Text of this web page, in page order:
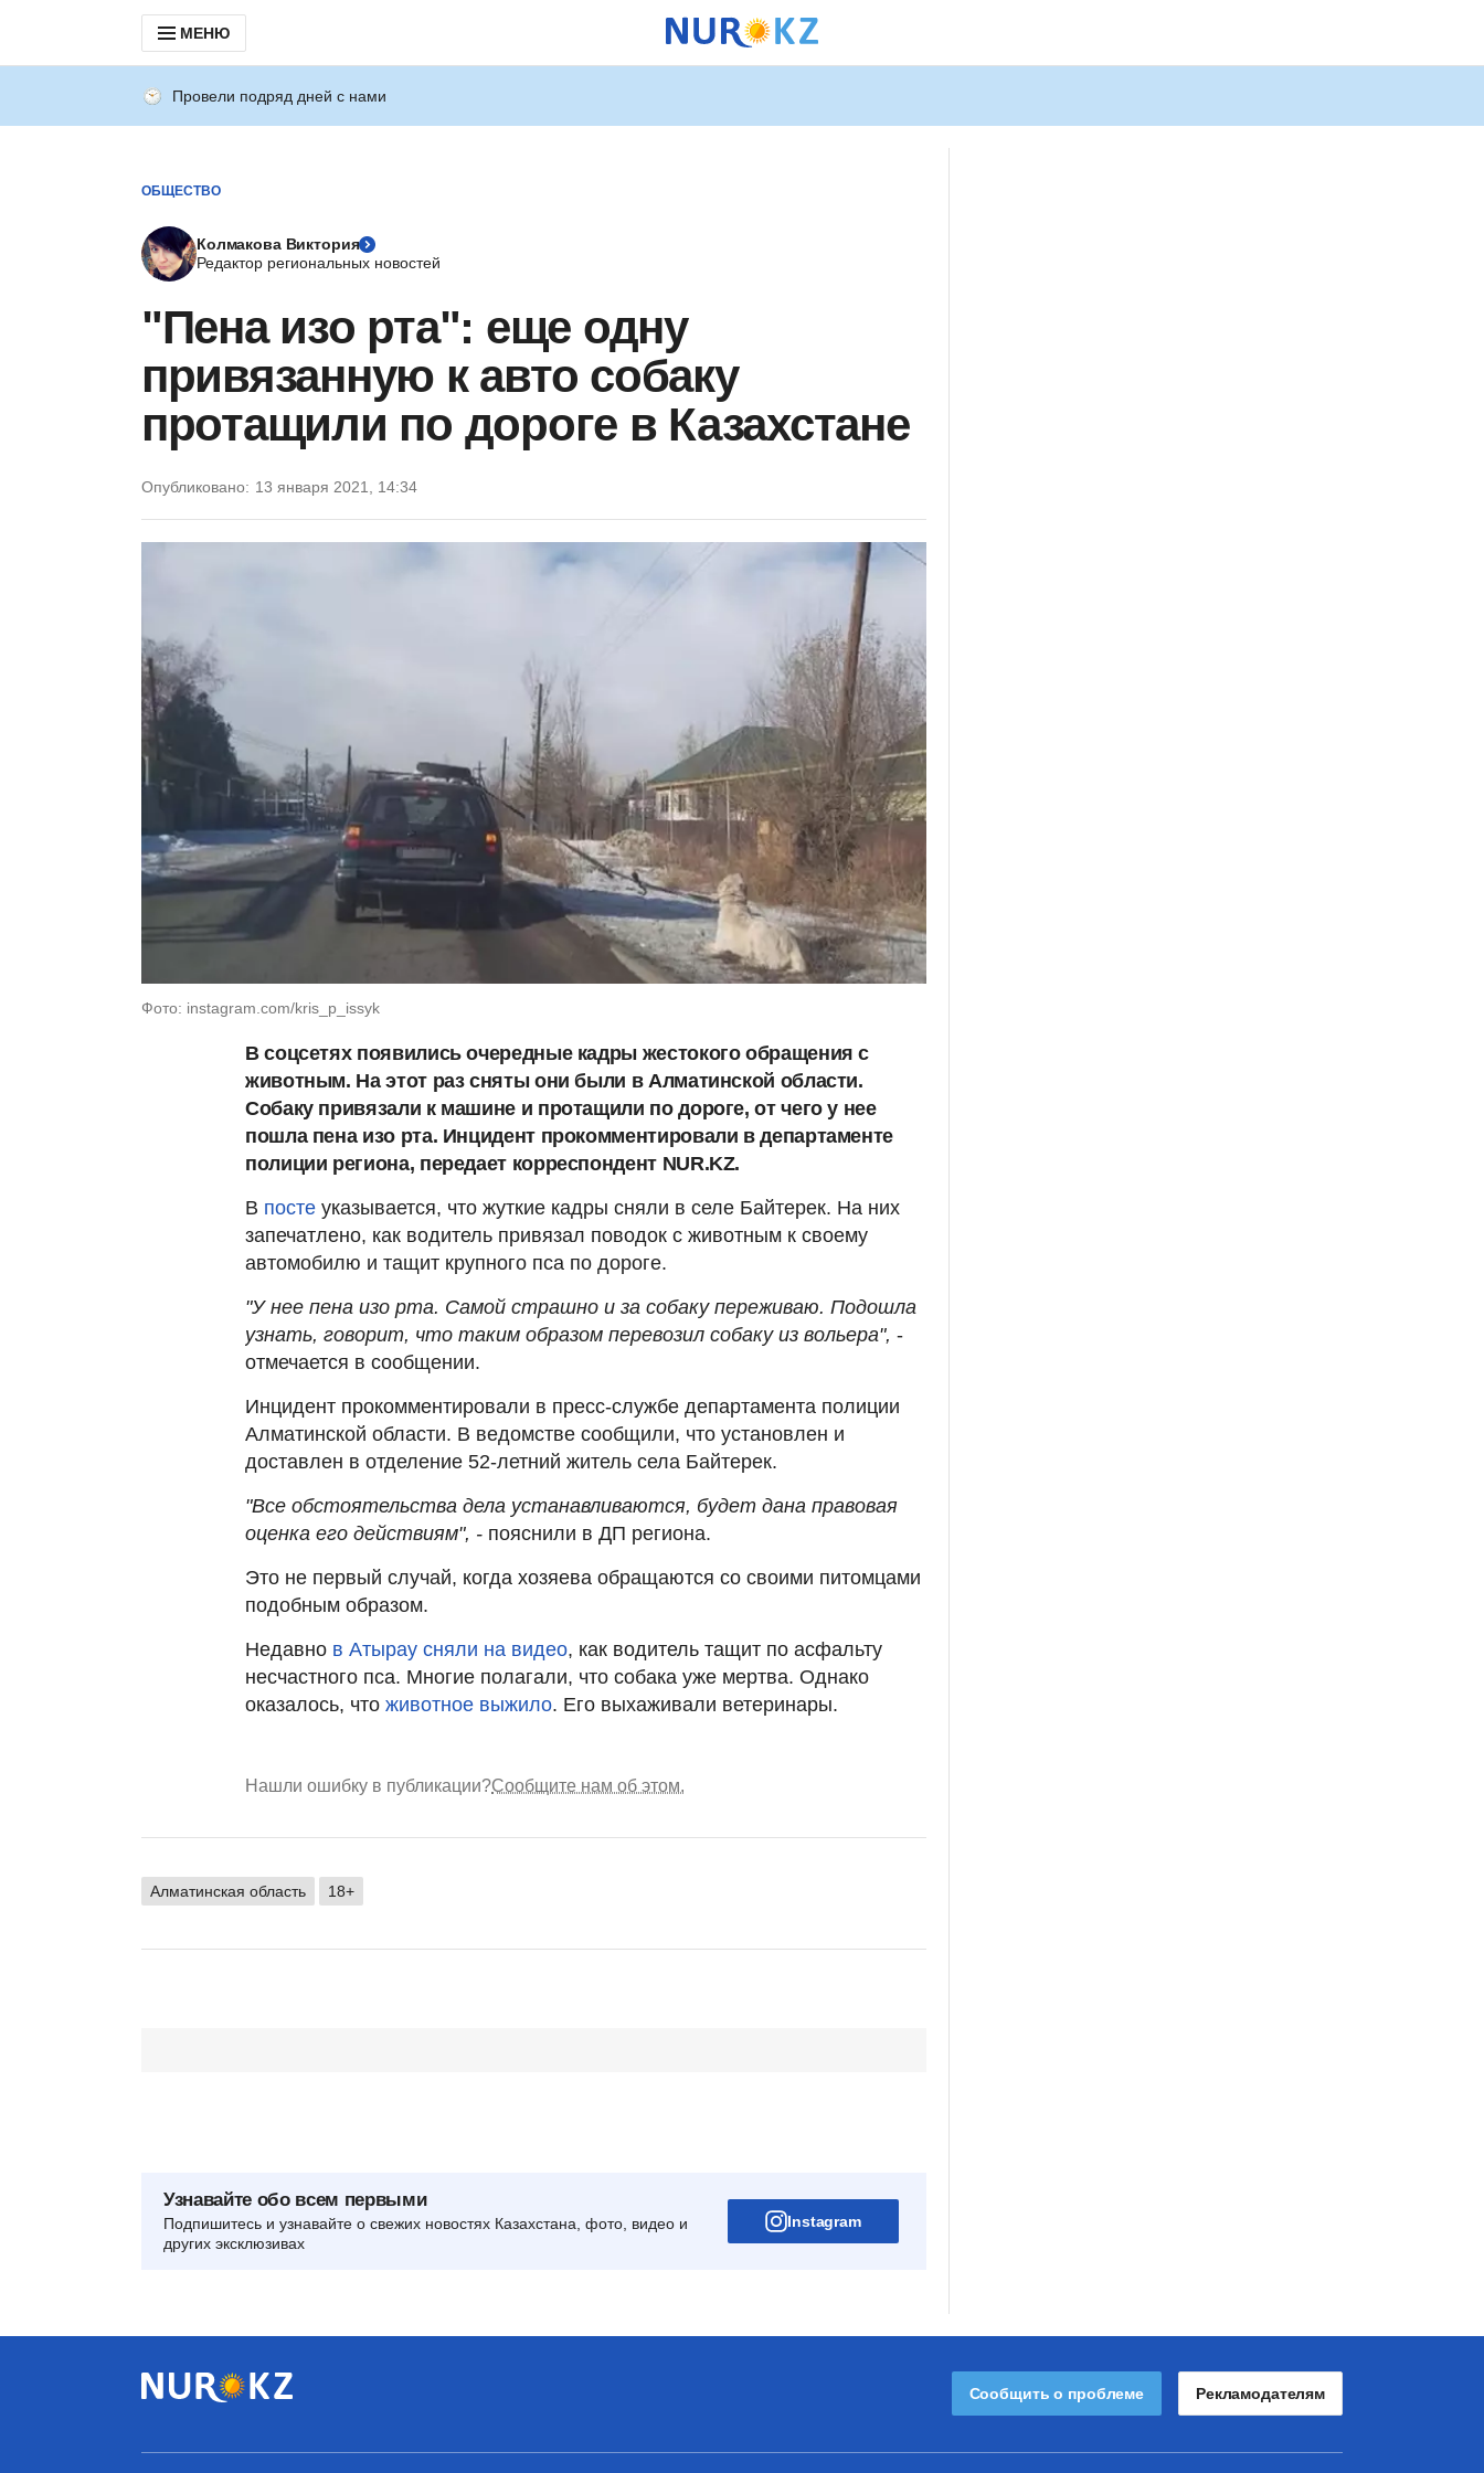
МЕНЮ
Провели подряд дней с нами
ОБЩЕСТВО
Колмакова Виктория
Редактор региональных новостей
"Пена изо рта": еще одну
привязанную к авто собаку
протащили по дороге в Казахстане
Опубликовано: 13 января 2021, 14:34
Фото: instagram.com/kris_p_issyk
В соцсетях появились очередные кадры жестокого обращения с
животным. На этот раз сняты они были в Алматинской области.
Собаку привязали к машине и протащили по дороге, от чего у нее
пошла пена изо рта. Инцидент прокомментировали в департаменте
полиции региона, передает корреспондент NUR.KZ.
В посте указывается, что жуткие кадры сняли в селе Байтерек. На них
запечатлено, как водитель привязал поводок с животным к своему
автомобилю и тащит крупного пса по дороге.
"У нее пена изо рта. Самой страшно и за собаку переживаю. Подошла
узнать, говорит, что таким образом перевозил собаку из вольера", -
отмечается в сообщении.
Инцидент прокомментировали в пресс-службе департамента полиции
Алматинской области. В ведомстве сообщили, что установлен и
доставлен в отделение 52-летний житель села Байтерек.
"Все обстоятельства дела устанавливаются, будет дана правовая
оценка его действиям", - пояснили в ДП региона.
Это не первый случай, когда хозяева обращаются со своими питомцами
подобным образом.
Недавно в Атырау сняли на видео, как водитель тащит по асфальту
несчастного пса. Многие полагали, что собака уже мертва. Однако
оказалось, что животное выжило. Его выхаживали ветеринары.
Нашли ошибку в публикации?Сообщите нам об этом.
Алматинская область 18+
Узнавайте обо всем первыми
Подпишитесь и узнавайте о свежих новостях Казахстана, фото, видео и
других эксклюзивах
Instagram
Сообщить о проблеме Рекламодателям